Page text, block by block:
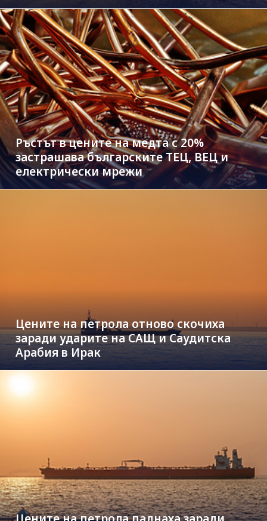
Ръстът в цените на медта с 20%
застрашава българските ТЕЦ, ВЕЦ и
електрически мрежи
Цените на петрола отново скочиха
заради ударите на САЩ и Саудитска
Арабия в Ирак